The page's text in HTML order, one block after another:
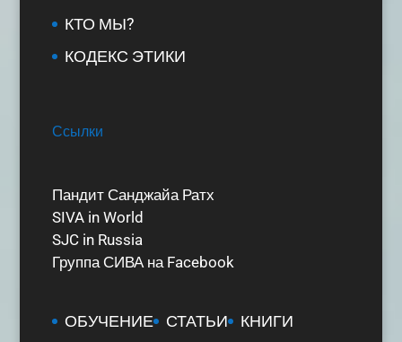
КТО МЫ?
КОДЕКС ЭТИКИ
Ссылки
Пандит Санджайа Ратх
SIVA in World
SJC in Russia
Группа СИВА на Facebook
ОБУЧЕНИЕ СТАТЬИ КНИГИ